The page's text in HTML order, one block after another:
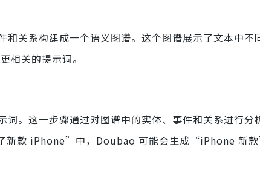
关系构建成一个语义图谱。这个图谱展示了文本中不
相关的提示词。
。这一步骤通过对图谱中的实体、事件和关系进行分
新款 iPhone”中，Doubao 可能会生成“iPhone 新